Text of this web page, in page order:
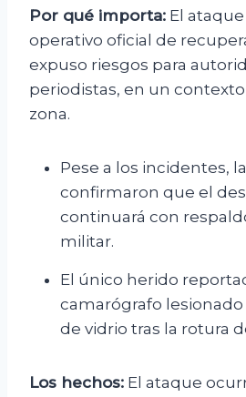
Por qué importa: El
operativo oficial de
expuso riesgos para
periodistas, en un
zona.
Pese a los incidentes,
confirmaron que el
continuará con
militar.
El único herido
camarógrafo
de vidrio tras la rotura
Los hechos: El ataque